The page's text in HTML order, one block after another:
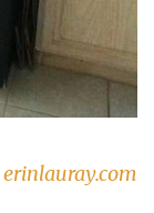
erinlauray.com